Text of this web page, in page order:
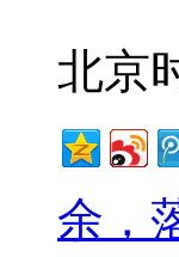
北京
余，